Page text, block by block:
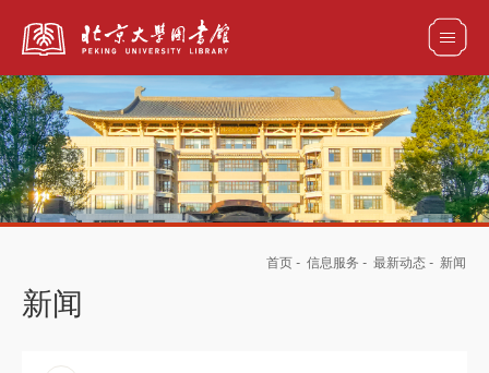
全部资源
首页 - 信息服务 - 最新动态 - 新闻
新闻